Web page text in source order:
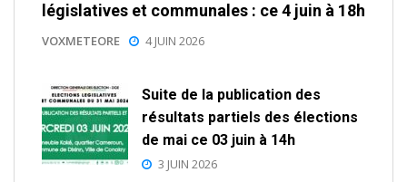
législatives et communales : ce 4 juin à 18h
VOXMETEORE 4 JUIN 2026
Suite de la publication des
résultats partiels des élections
de mai ce 03 juin à 14h
3 JUIN 2026